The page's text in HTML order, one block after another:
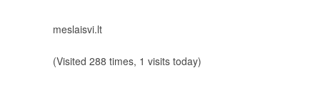
meslaisvi.lt
(Visited 288 times, 1 visits today)